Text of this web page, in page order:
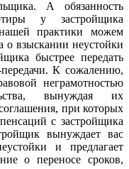
А обязанность
у застройщика
практики можем
о взыскании неустойки
быстрее передать
К сожалению,
неграмотностью
вынуждая их
при которых
с застройщика
вынуждает вас
и предлагает
о переносе сроков,